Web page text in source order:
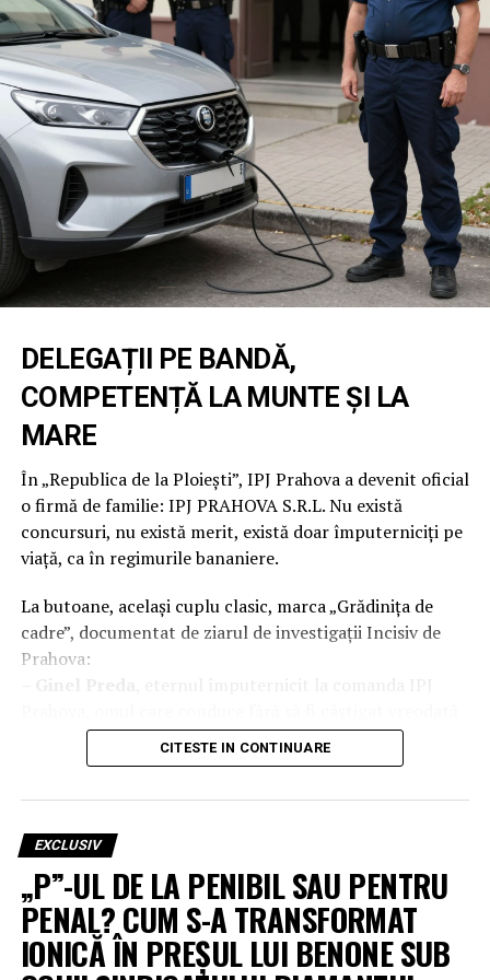
DELEGAȚII PE BANDĂ,
COMPETENȚĂ LA MUNTE ȘI LA
MARE
În „Republica de la Ploiești”, IPJ Prahova a devenit oficial
o firmă de familie: IPJ PRAHOVA S.R.L. Nu există
concursuri, nu există merit, există doar împuterniciți pe
viață, ca în regimurile bananiere.
La butoane, același cuplu clasic, marca „Grădinița de
cadre”, documentat de ziarul de investigații Incisiv de
Prahova:
ceva în afară de prelungiri de mandat.
Marcel Bălan, „Împăratul Xanaxului”, declarat
Structura de conducere arată ca un consiliu de
administrație improvizat: împuterniciți peste
împuterniciți, oameni fără concurs care decid destinele
polițiștilor și ale cetățenilor. În timp ce DGIPI a pus
frână concursului pentru șefia IPJ până la jumătatea lui
CITESTE IN CONTINUARE
EXCLUSIV
„P”-UL DE LA PENIBIL SAU PENTRU
PENAL? CUM S-A TRANSFORMAT
IONICĂ ÎN PREȘUL LUI BENONE SUB